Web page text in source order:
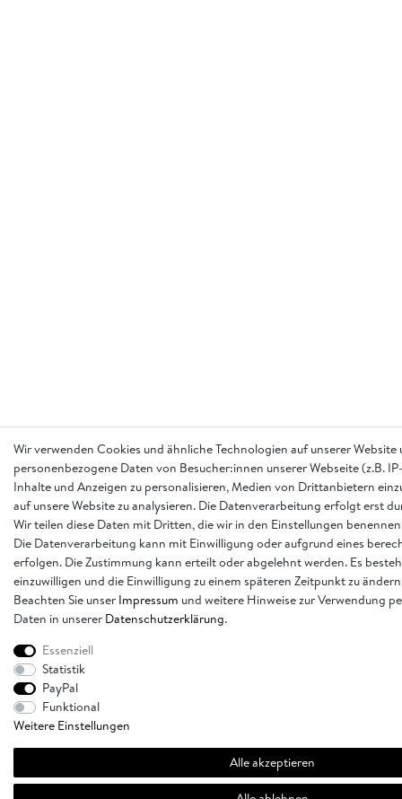
Wir verwenden Cookies und ähnliche Technologien auf unserer
personenbezogene Daten von Besucher:innen unserer Webseite (z.B.
Inhalte und Anzeigen zu personalisieren, Medien von Drittanbietern
auf unsere Website zu analysieren. Die Datenverarbeitung erfolgt erst
Wir teilen diese Daten mit Dritten, die wir in den Einstellungen
Die Datenverarbeitung kann mit Einwilligung oder aufgrund eines
erfolgen. Die Zustimmung kann erteilt oder abgelehnt werden. Es
einzuwilligen und die Einwilligung zu einem späteren Zeitpunkt zu
Beachten Sie unser Impressum und weitere Hinweise zur Verwendung
Daten in unserer Daten­schutz­erklärung.
Essenziell
Statistik
PayPal
Funktional
Weitere Einstellungen
Alle akzeptieren